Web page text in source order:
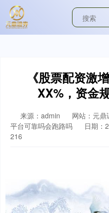
《股票配资激
XX%，资金
来源：admin
网站：元
平台可靠吗会跑路吗
日期：
216